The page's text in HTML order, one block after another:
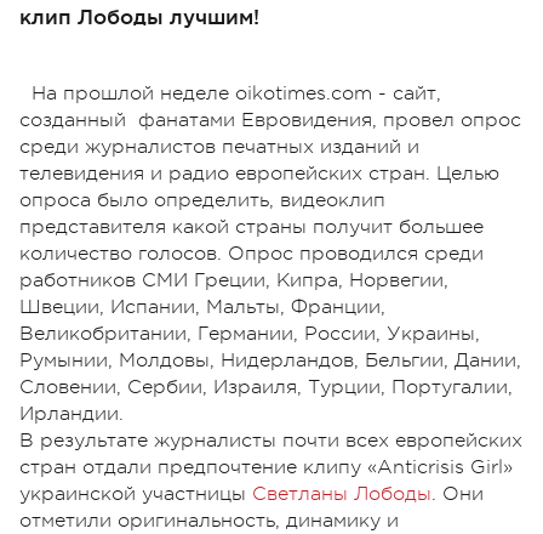
клип Лободы лучшим!
На прошлой неделе oikotimes.com - сайт,
созданный фанатами Евровидения, провел опрос
среди журналистов печатных изданий и
телевидения и радио европейских стран. Целью
опроса было определить, видеоклип
представителя какой страны получит большее
количество голосов. Опрос проводился среди
работников СМИ Греции, Кипра, Норвегии,
Швеции, Испании, Мальты, Франции,
Великобритании, Германии, России, Украины,
Румынии, Молдовы, Нидерландов, Бельгии, Дании,
Словении, Сербии, Израиля, Турции, Португалии,
Ирландии.
В результате журналисты почти всех европейских
стран отдали предпочтение клипу «Anticrisis Girl»
украинской участницы Светланы Лободы. Они
отметили оригинальность, динамику и